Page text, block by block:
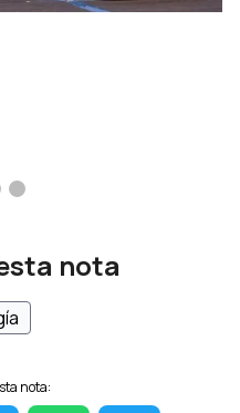
nota
nota: